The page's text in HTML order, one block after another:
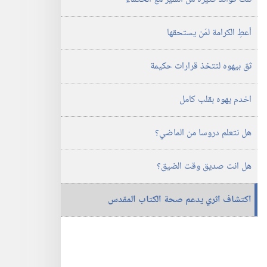
‏‎آذار/
مارس‏
‏‎٢٠١٧‏
الدراسية)‏
‏‎آذار/
أعطِ الكرامة لمَن يستحقها
ثق بيهوه لتتخذ قرارات حكيمة
اخدم يهوه بقلب كامل
هل نتعلم دروسا من الماضي؟‏
هل انت صديق وقت الضيق؟‏
اكتشاف اثري يدعم صحة الكتاب المقدس